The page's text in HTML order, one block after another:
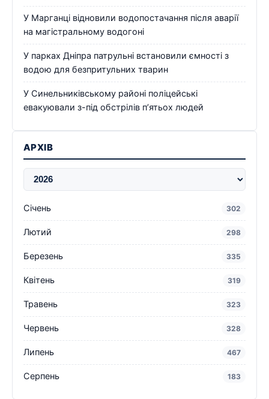
У Марганці відновили водопостачання після аварії
на магістральному водогоні
У парках Дніпра патрульні встановили ємності з
водою для безпритульних тварин
У Синельниківському районі поліцейські
евакуювали з-під обстрілів п’ятьох людей
АРХІВ
Січень 302
Лютий 298
Березень 335
Квітень 319
Травень 323
Червень 328
Липень 467
Серпень 183